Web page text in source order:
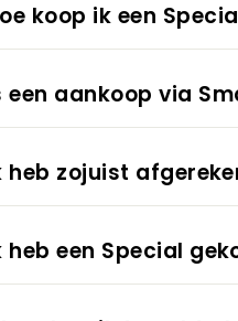
koop ik een
een aankoop via
heb zojuist
heb een Special